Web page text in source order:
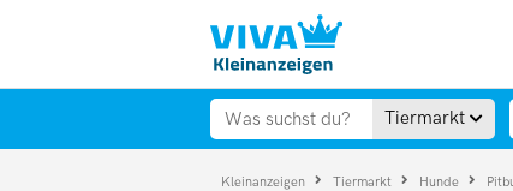
Tiermarkt
Kleinanzeigen Tiermarkt Hunde